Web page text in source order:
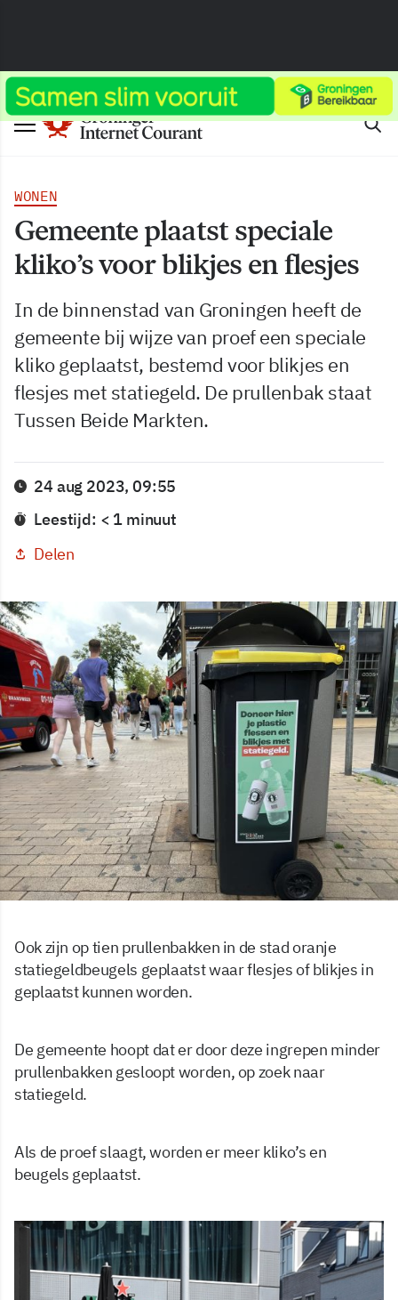
WONEN
Gemeente plaatst speciale
kliko’s voor blikjes en flesjes
In de binnenstad van Groningen heeft de
gemeente bij wijze van proef een speciale
kliko geplaatst, bestemd voor blikjes en
flesjes met statiegeld. De prullenbak staat
Tussen Beide Markten.
24 aug 2023, 09:55
Leestijd: < 1 minuut
Delen
Ook zijn op tien prullenbakken in de stad oranje
statiegeldbeugels geplaatst waar flesjes of blikjes in
geplaatst kunnen worden.
De gemeente hoopt dat er door deze ingrepen minder
prullenbakken gesloopt worden, op zoek naar
statiegeld.
Als de proef slaagt, worden er meer kliko’s en
beugels geplaatst.